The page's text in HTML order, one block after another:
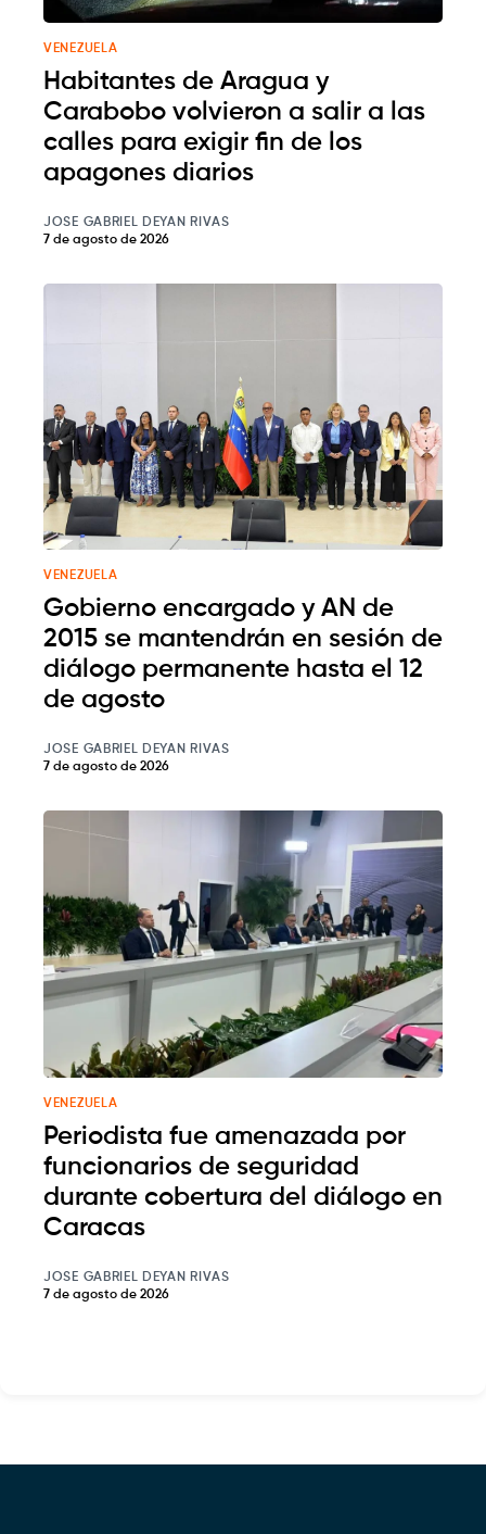
VENEZUELA
Habitantes de Aragua y
Carabobo volvieron a salir a las
calles para exigir fin de los
apagones diarios
JOSE GABRIEL DEYAN RIVAS
7 de agosto de 2026
VENEZUELA
Gobierno encargado y AN de
2015 se mantendrán en sesión de
diálogo permanente hasta el 12
de agosto
JOSE GABRIEL DEYAN RIVAS
7 de agosto de 2026
VENEZUELA
Periodista fue amenazada por
funcionarios de seguridad
durante cobertura del diálogo en
Caracas
JOSE GABRIEL DEYAN RIVAS
7 de agosto de 2026